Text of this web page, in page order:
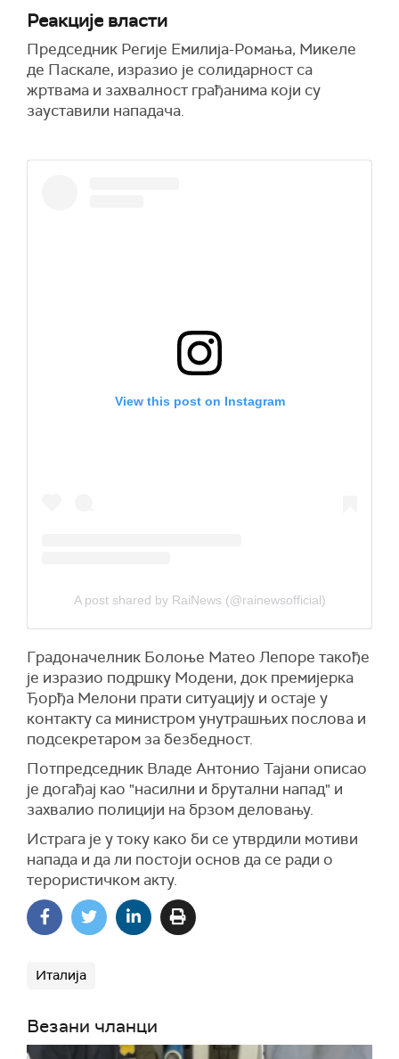
Реакције власти
Председник Регије Емилија-Ромања, Микеле
де Паскале, изразио је солидарност са
жртвама и захвалност грађанима који су
зауставили нападача.
View this post on Instagram
A post shared by RaiNews (@rainewsofficial)
Градоначелник Болоње Матео Лепоре такође
је изразио подршку Модени, док премијерка
Ђорђа Мелони прати ситуацију и остаје у
контакту са министром унутрашњих послова и
подсекретаром за безбедност.
Потпредседник Владе Антонио Тајани описао
је догађај као "насилни и брутални напад" и
захвалио полицији на брзом деловању.
Истрага је у току како би се утврдили мотиви
напада и да ли постоји основ да се ради о
терористичком акту.
Италија
Везани чланци